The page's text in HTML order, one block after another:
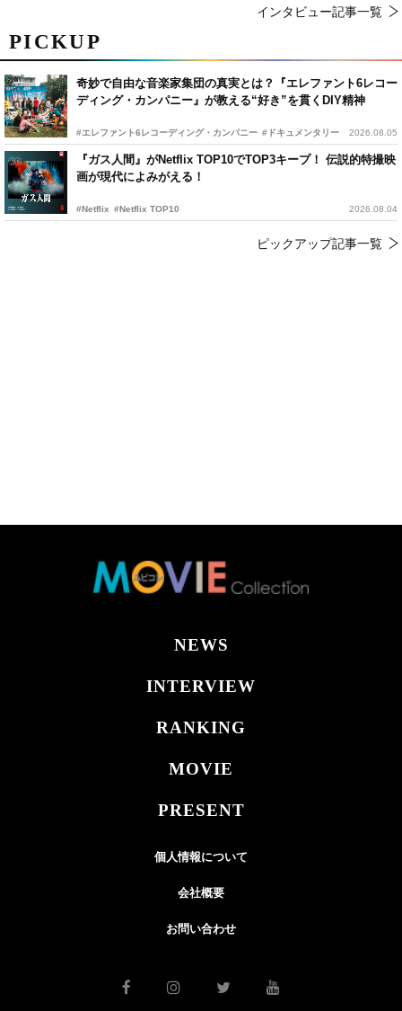
PICKUP
奇妙で自由な音楽家集団の真実とは？『エレファント6レコー
ディング・カンパニー』が教える“好き”を貫くDIY精神
#エレファント6レコーディング・カンパニー #ドキュメンタリー 2026.08.05
『ガス人間』がNetflix TOP10でTOP3キープ！ 伝説的特撮映
画が現代によみがえる！
#Netflix #Netflix TOP10 2026.08.04
ピックアップ記事一覧
インタビュー記事一覧
NEWS
INTERVIEW
RANKING
MOVIE
PRESENT
個人情報について
会社概要
お問い合わせ